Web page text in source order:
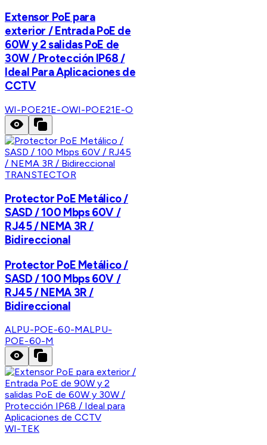
Extensor PoE para
exterior / Entrada PoE de
60W y 2 salidas PoE de
30W / Protección IP68 /
Ideal Para Aplicaciones de
CCTV
WI-POE21E-OWI-POE21E-O
TRANSTECTOR
Protector PoE Metálico /
SASD / 100 Mbps 60V /
RJ45 / NEMA 3R /
Bidireccional
Protector PoE Metálico /
SASD / 100 Mbps 60V /
RJ45 / NEMA 3R /
Bidireccional
ALPU-POE-60-MALPU-
POE-60-M
WI-TEK